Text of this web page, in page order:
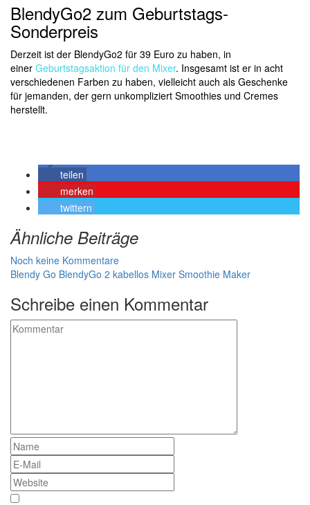
BlendyGo2 zum Geburtstags-
Sonderpreis
Derzeit ist der BlendyGo2 für 39 Euro zu haben, in
einer Geburtstagsaktion für den Mixer. Insgesamt ist er in acht
verschiedenen Farben zu haben, vielleicht auch als Geschenke
für jemanden, der gern unkompliziert Smoothies und Cremes
herstellt.
teilen
merken
twittern
Ähnliche Beiträge
Noch keine Kommentare
Blendy Go BlendyGo 2 kabellos Mixer Smoothie Maker
Schreibe einen Kommentar